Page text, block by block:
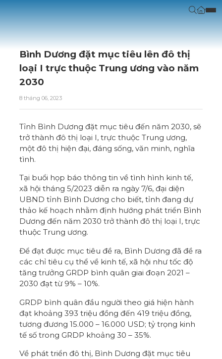
Bình Dương đặt mục tiêu lên đô thị
loại I trực thuộc Trung ương vào năm
2030
8 tháng 06, 2023
Tỉnh Bình Dương đặt mục tiêu đến năm 2030, sẽ
trở thành đô thị loại I, trực thuộc Trung ương,
một đô thị hiện đại, đáng sống, văn minh, nghĩa
tình.
Tại buổi họp báo thông tin về tình hình kinh tế,
xã hội tháng 5/2023 diễn ra ngày 7/6, đại diện
UBND tỉnh Bình Dương cho biết, tỉnh đang dự
thảo kế hoạch nhằm định hướng phát triển Bình
Dương đến năm 2030 trở thành đô thị loại I, trực
thuộc Trung ương.
Để đạt được mục tiêu đề ra, Bình Dương đã đề ra
các chỉ tiêu cụ thể về kinh tế, xã hội như tốc độ
tăng trưởng GRDP bình quân giai đoạn 2021 –
2030 đạt từ 9% – 10%.
GRDP bình quân đầu người theo giá hiện hành
đạt khoảng 393 triệu đồng đến 419 triệu đồng,
tương đương 15.000 – 16.000 USD; tỷ trọng kinh
tế số trong GRDP khoảng 30 – 35%.
Về phát triển đô thị, Bình Dương đặt mục tiêu